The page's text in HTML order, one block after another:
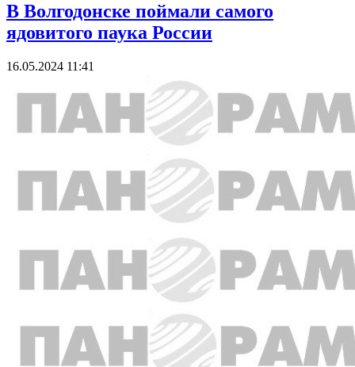
В Волгодонске поймали самого
ядовитого паука России
16.05.2024 11:41